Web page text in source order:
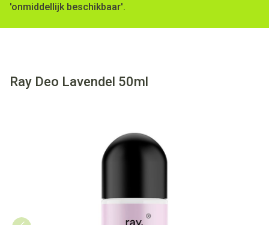
'onmiddellijk beschikbaar'.
Ray Deo Lavendel 50ml